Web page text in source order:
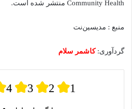
Community Health منتشر شده است.
منبع : مدیسین‌نت
گردآوری:کاشمر سلام
4 3 2 1